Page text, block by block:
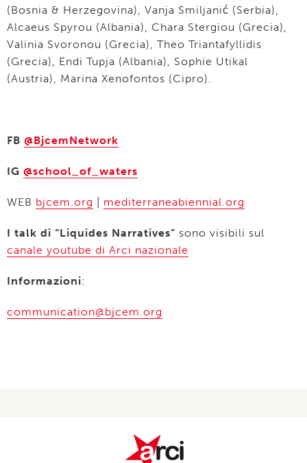
(Bosnia & Herzegovina), Vanja Smiljanić (Serbia),
Alcaeus Spyrou (Albania), Chara Stergiou (Grecia),
Valinia Svoronou (Grecia), Theo Triantafyllidis
(Grecia), Endi Tupja (Albania), Sophie Utikal
(Austria), Marina Xenofontos (Cipro).
FB @BjcemNetwork
IG @school_of_waters
WEB bjcem.org mediterraneabiennial.org
I talk di “Liquides Narratives” sono visibili sul
canale youtube di Arci nazionale
Informazioni:
communication@bjcem.org